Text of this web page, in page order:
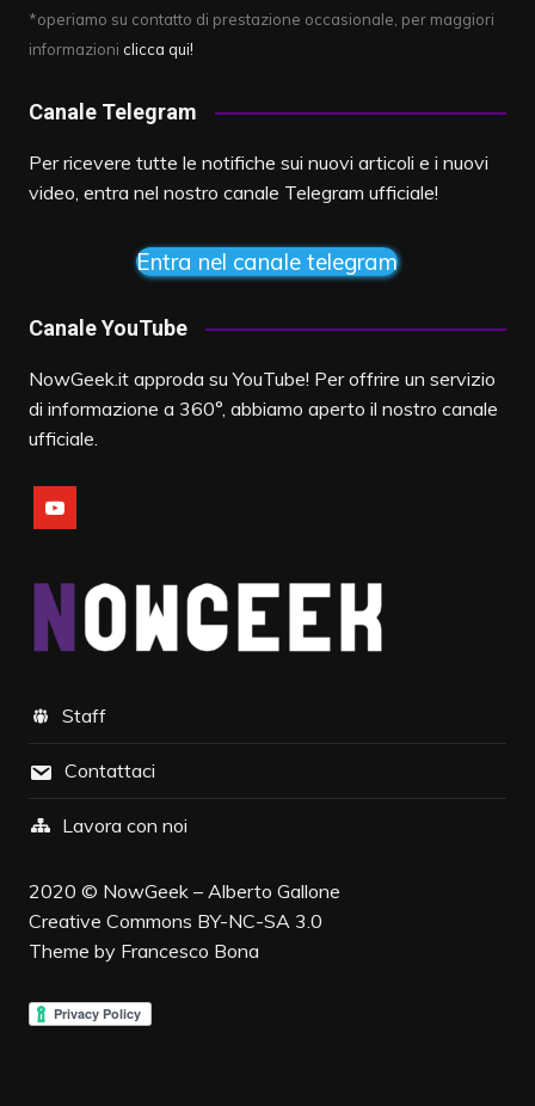
*operiamo su contatto di prestazione occasionale, per maggiori
informazioni clicca qui!
Canale Telegram
Per ricevere tutte le notifiche sui nuovi articoli e i nuovi
video, entra nel nostro canale Telegram ufficiale!
Entra nel canale telegram
Canale YouTube
NowGeek.it approda su YouTube! Per offrire un servizio
di informazione a 360°, abbiamo aperto il nostro canale
ufficiale.
Staff
Contattaci
Lavora con noi
2020 © NowGeek – Alberto Gallone
Creative Commons BY-NC-SA 3.0
Theme by Francesco Bona